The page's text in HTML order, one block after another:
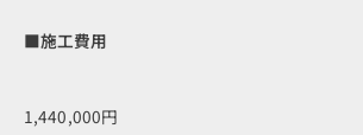
■施工費用
1,440,000円